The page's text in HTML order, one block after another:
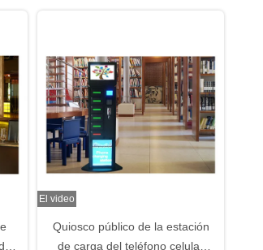
El video
Quiosco público de la estación
de carga del teléfono celular